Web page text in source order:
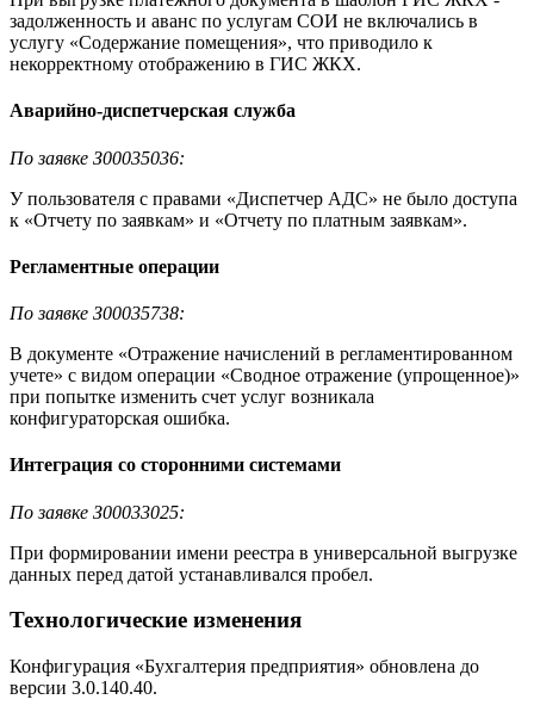
задолженность и аванс по услугам СОИ не включались в
услугу «Содержание помещения», что приводило к
некорректному отображению в ГИС ЖКХ.
Аварийно-диспетчерская служба
По заявке З00035036:
У пользователя с правами «Диспетчер АДС» не было доступа
к «Отчету по заявкам» и «Отчету по платным заявкам».
Регламентные операции
По заявке З00035738:
В документе «Отражение начислений в регламентированном
учете» с видом операции «Сводное отражение (упрощенное)»
при попытке изменить счет услуг возникала
конфигураторская ошибка.
Интеграция со сторонними системами
По заявке З00033025:
При формировании имени реестра в универсальной выгрузке
данных перед датой устанавливался пробел.
Технологические изменения
Конфигурация «Бухгалтерия предприятия» обновлена до
версии 3.0.140.40.